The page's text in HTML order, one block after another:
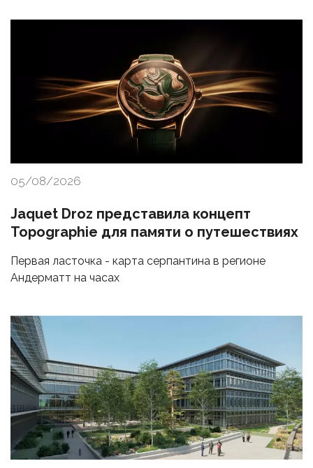
05/08/2026
Jaquet Droz представила концепт
Topographie для памяти о путешествиях
Первая ласточка - карта серпантина в регионе
Андерматт на часах